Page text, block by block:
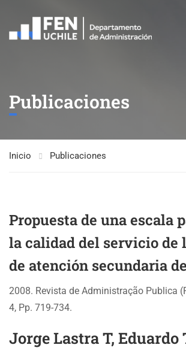
Publicaciones
Inicio Publicaciones
Propuesta de una escala
la calidad del servicio de
de atención secundaria
2008. Revista de Administração Publica
4, Pp. 719-734.
Jorge Lastra T, Eduardo